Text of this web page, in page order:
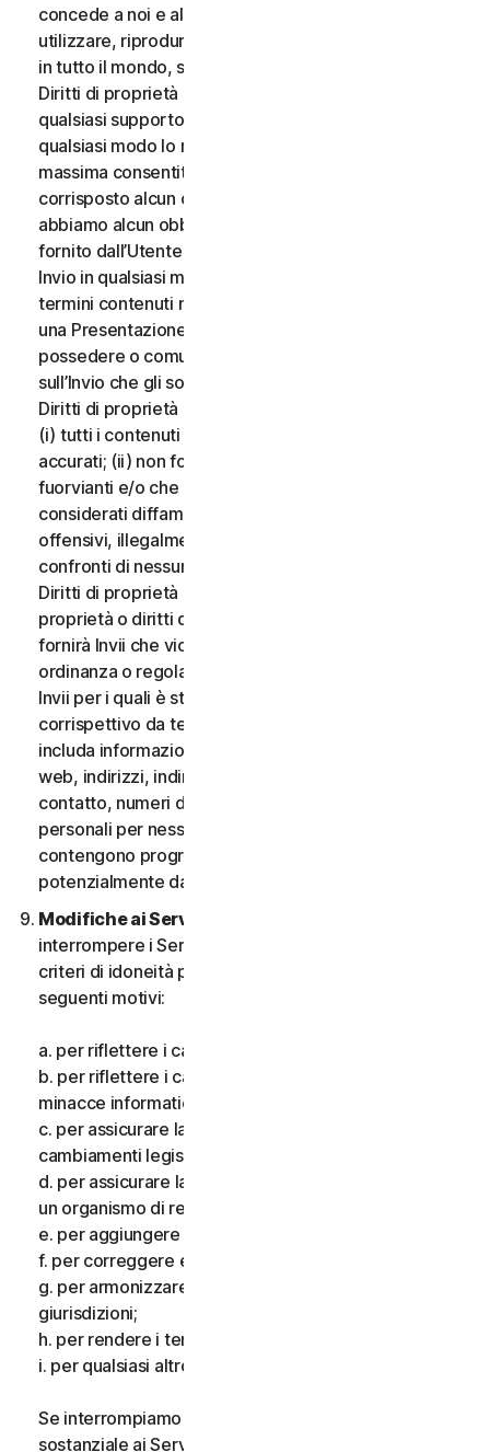
concede a noi e alle nostre affiliate l’autorizzazione a
utilizzare, riprodurre, copiare e tradurre il proprio Invio
in tutto il mondo, secondo i termini di protezione dei
Diritti di proprietà intellettuale, in qualsiasi forma e su
qualsiasi supporto, senza alcuna restrizione e in
qualsiasi modo lo riteniamo opportuno, nella misura
massima consentita dalla legge applicabile. Non sarà
corrisposto alcun compenso per l’uso dell’Invio. Non
abbiamo alcun obbligo di pubblicare o utilizzare l’Invio
fornito dall’Utente e possiamo rimuovere qualsiasi
Invio in qualsiasi momento, in particolare se viola i
termini contenuti nel presente documento. Fornendo
una Presentazione, l’Utente dichiara e garantisce di
possedere o comunque controllare tutti i diritti
sull’Invio che gli sono necessari per fornirlo, inclusi i
Diritti di proprietà intellettuale. L’Utente accetta che:
(i) tutti i contenuti dei propri Invii devono essere
accurati; (ii) non fornirà Invii ritenuti falsi, inesatti o
fuorvianti e/o che possano essere ragionevolmente
considerati diffamatori, calunniosi, deprecabili,
offensivi, illegalmente intimidatori o molesti nei
confronti di nessuno; (iii) non fornirà Invii che violano i
Diritti di proprietà intellettuale di terzi o altri diritti di
proprietà o diritti di pubblicità o privacy; (iv) non
fornirà Invii che violano qualsiasi legge, statuto,
ordinanza o regolamento applicabile; (v) non fornirà
Invii per i quali è stato compensato o concesso alcun
corrispettivo da terzi; (vi) non fornirà alcun Invio che
includa informazioni che fanno riferimento ad altri siti
web, indirizzi, indirizzi e-mail, informazioni di
contatto, numeri di telefono o altre informazioni
personali per nessuno; e (vii) non fornirà Invii che
contengono programmi o file di computer
potenzialmente dannosi.
Modifiche ai Servizi.
interrompere i Servizi oppure introdurre o variare i
criteri di idoneità per i Servizi, per uno o più dei
seguenti motivi:
a. per riflettere i cambiamenti delle tecnologie;
b. per riflettere i cambiamenti nella natura delle
minacce informatiche;
c. per assicurare la conformità alla legge e riflettere i
cambiamenti legislativi;
d. per assicurare la conformità ai requisiti imposti da
un organismo di regolamentazione;
e. per aggiungere funzionalità aggiuntive;
f. per correggere eventuali errori;
g. per armonizzare i servizi o i termini in più
giurisdizioni;
h. per rendere i termini più chiari; e
i. per qualsiasi altro valido motivo.
Se interrompiamo i Servizi, apportiamo una modifica
sostanziale ai Servizi che potrebbe essere